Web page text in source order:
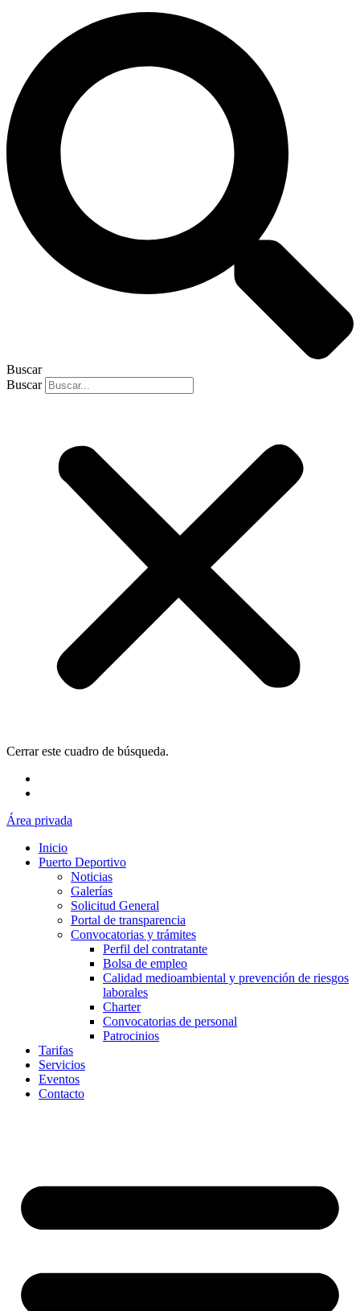
Buscar
Buscar
Cerrar este cuadro de búsqueda.
Área privada
Inicio
Puerto Deportivo
Noticias
Galerías
Solicitud General
Portal de transparencia
Convocatorias y trámites
Perfil del contratante
Bolsa de empleo
Calidad medioambiental y prevención de riesgos
laborales
Charter
Convocatorias de personal
Patrocinios
Tarifas
Servicios
Eventos
Contacto